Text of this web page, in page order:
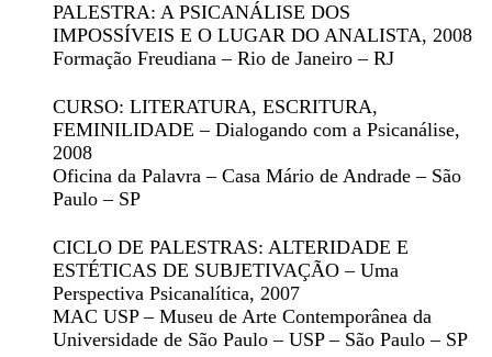
PALESTRA: A PSICANÁLISE DOS
IMPOSSÍVEIS E O LUGAR DO ANALISTA, 2008
Formação Freudiana – Rio de Janeiro – RJ
CURSO: LITERATURA, ESCRITURA,
FEMINILIDADE – Dialogando com a Psicanálise,
2008
Oficina da Palavra – Casa Mário de Andrade – São
Paulo – SP
CICLO DE PALESTRAS: ALTERIDADE E
ESTÉTICAS DE SUBJETIVAÇÃO – Uma
Perspectiva Psicanalítica, 2007
MAC USP – Museu de Arte Contemporânea da
Universidade de São Paulo – USP – São Paulo – SP